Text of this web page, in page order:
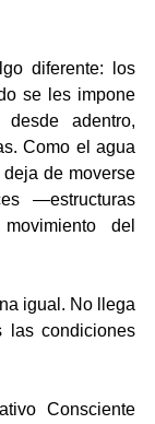
diferente: los
se les impone
adentro,
Como el agua
de moverse
—estructuras
del
igual. No llega
las condiciones
Consciente